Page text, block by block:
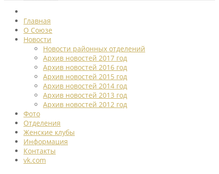
Главная
О Союзе
Новости
Новости районных отделений
Архив новостей 2017 год
Архив новостей 2016 год
Архив новостей 2015 год
Архив новостей 2014 год
Архив новостей 2013 год
Архив новостей 2012 год
Фото
Отделения
Женские клубы
Информация
Контакты
vk.com